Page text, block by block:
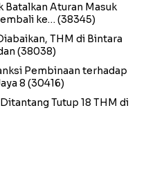
Batalkan Aturan Masuk
ke… (38345)
THM di Bintara
(38038)
Pembinaan terhadap
8 (30416)
Tutup 18 THM di